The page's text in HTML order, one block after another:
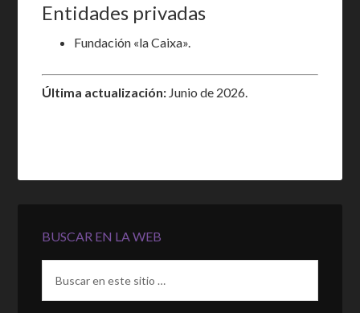
Entidades privadas
Fundación «la Caixa».
Última actualización: Junio de 2026.
BUSCAR EN LA WEB